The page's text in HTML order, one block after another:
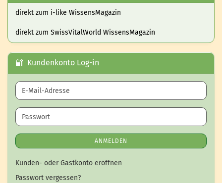
direkt zum i-like WissensMagazin
direkt zum SwissVitalWorld WissensMagazin
🔐 Kundenkonto Log-in
E-Mail-Adresse
Passwort
ANMELDEN
Kunden- oder Gastkonto eröffnen
Passwort vergessen?